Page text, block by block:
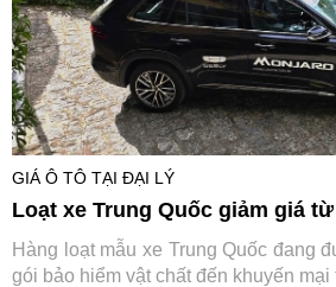
GIÁ Ô TÔ TẠI ĐẠI LÝ
Loạt xe Trung Quốc giảm giá
Hàng loạt mẫu xe Trung Quốc đang
gói bảo hiểm vật chất đến khuyến mại